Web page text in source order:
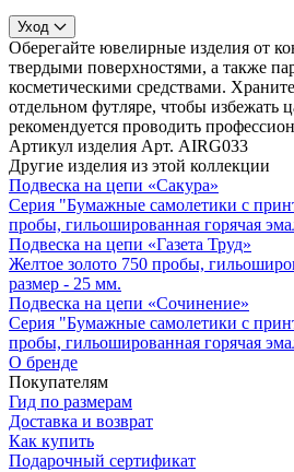
Уход
Оберегайте ювелирные изделия от
твердыми поверхностями, а также
косметическими средствами.
отдельном футляре, чтобы избежать
рекомендуется проводить
Артикул изделия Арт. AIRG033
Другие изделия из этой коллекции
Подвеска на цепи «Сакура»
Серия "Бумажные самолетики с
пробы, гильошированная горячая
Подвеска на цепи «Газета Труд»
Желтое золото 750 пробы,
размер - 25 мм.
Подвеска на цепи «Сочинение»
Серия "Бумажные самолетики с
пробы, гильошированная горячая
О бренде
Покупателям
Гид по размерам
Доставка и возврат
Как купить
Подарочный сертификат